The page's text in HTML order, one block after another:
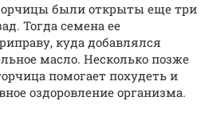
были открыты еще три
Тогда семена ее
куда добавлялся
масло. Несколько позже
помогает похудеть и
оздоровление организма.